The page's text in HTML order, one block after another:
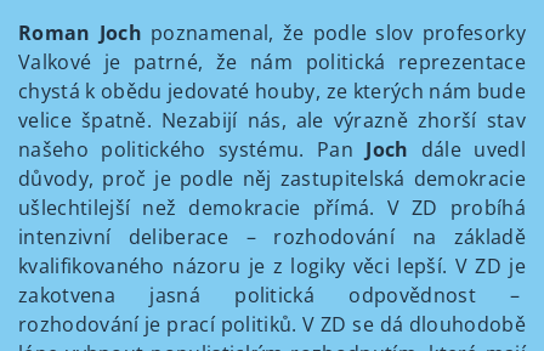
Roman Joch poznamenal, že podle slov profesorky
Valkové je patrné, že nám politická reprezentace
chystá k obědu jedovaté houby, ze kterých nám bude
velice špatně. Nezabijí nás, ale výrazně zhorší stav
našeho politického systému. Pan Joch dále uvedl
důvody, proč je podle něj zastupitelská demokracie
ušlechtilejší než demokracie přímá. V ZD probíhá
intenzivní deliberace – rozhodování na základě
kvalifikovaného názoru je z logiky věci lepší. V ZD je
zakotvena jasná politická odpovědnost –
rozhodování je prací politiků. V ZD se dá dlouhodobě